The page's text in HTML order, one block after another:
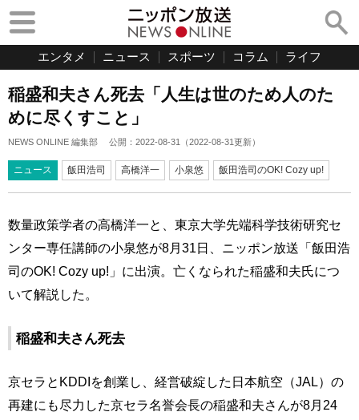
エンタメ ニュース スポーツ コラム ライフ
稲盛和夫さん死去「人生は世のため人のた
めに尽くすこと」
NEWS ONLINE 編集部 公開： 2022-08-31 （2022-08-31更新）
ニュース 飯田浩司 高橋洋一 小泉悠 飯田浩司のOK! Cozy up!
数量政策学者の高橋洋一と、東京大学先端科学技術研究セ
ンター専任講師の小泉悠が8月31日、ニッポン放送「飯田浩
司のOK! Cozy up!」に出演。亡くなられた稲盛和夫氏につ
いて解説した。
稲盛和夫さん死去
京セラとKDDIを創業し、経営破綻した日本航空（JAL）の
再建にも尽力した京セラ名誉会長の稲盛和夫さんが8月24